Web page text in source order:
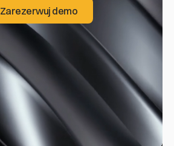
Zarezerwuj demo
Zarezerwuj demo